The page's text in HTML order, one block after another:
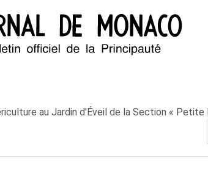
au Jardin d'Éveil de la Section « Petite